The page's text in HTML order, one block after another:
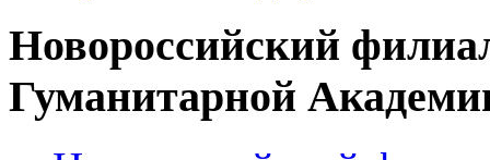
Новороссийский
Гуманитарной